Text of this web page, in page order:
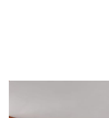
cualquier momento